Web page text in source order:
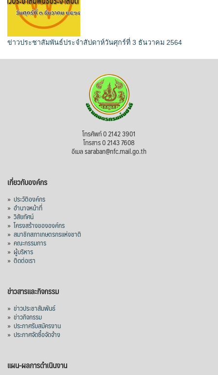
ข่าวประชาสัมพันธ์ประจำสัปดาห์วันศุกร์ที่ 3 ธันวาคม 2564
โทรศัพท์ 0 2142 3901
โทรสาร 0 2143 7608
อีเมล saraban@nfc.mail.go.th
เกี่ยวกับองค์กร
» ประวัติองค์กร
» อำนาจหน้าที่
» วิสัยทัศน์
» โครงสร้างขององค์กร
» สมาชิกสภาเกษตรกรแห่งชาติ
» คณะกรรมการ
» ผู้บริหาร
» ติดต่อเรา
ข่าวสารและกิจกรรม
» ข่าวประชาสัมพันธ์
» ข่าวกิจกรรม
» ประกาศรับสมัครงาน
» ประกาศจัดซื้อจัดจ้าง
แผน-ผลการดำเนินงาน